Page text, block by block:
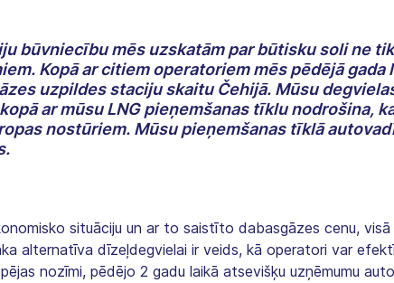
būvniecību mēs uzskatām par būtisku soli ne
Kopā ar citiem operatoriem mēs pēdējā gada
uzpildes staciju skaitu Čehijā. Mūsu
ar mūsu LNG pieņemšanas tīklu nodrošina,
nostūriem. Mūsu pieņemšanas tīklā
situāciju un ar to saistīto dabasgāzes cenu, visā
alternatīva dīzeļdegvielai ir veids, kā operatori var
nozīmi, pēdējo 2 gadu laikā atsevišķu uzņēmumu